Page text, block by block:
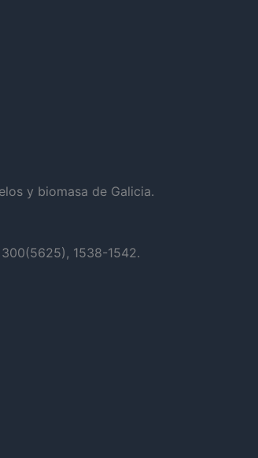
y biomasa de Galicia.
1538-1542.